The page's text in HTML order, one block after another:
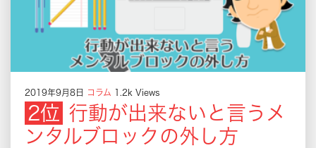
2019年9月8日 コラム 1.2k Views
行動が出来ないと言うメ
ンタルブロックの外し方